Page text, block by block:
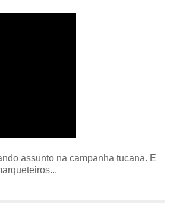
assunto na campanha tucana. E